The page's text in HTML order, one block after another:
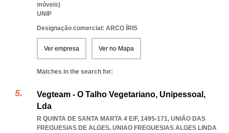
móveis)
UNIP
Designação comercial: ARCO ÍRIS
Ver empresa Ver no Mapa
Matches in the search for:
Vegteam - O Talho Vegetariano, Unipessoal,
Lda
R QUINTA DE SANTA MARTA 4 E/F, 1495-171, UNIÃO DAS
FREGUESIAS DE ALGES, UNIAO FREGUESIAS ALGES LINDA